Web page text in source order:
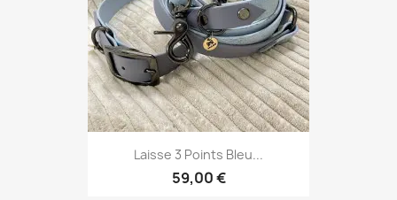
Laisse 3 Points Bleu...
59,00 €